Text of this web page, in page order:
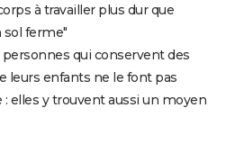
à travailler plus dur que
sol ferme"
qui conservent des
leurs enfants ne le font pas
elles y trouvent aussi un moyen